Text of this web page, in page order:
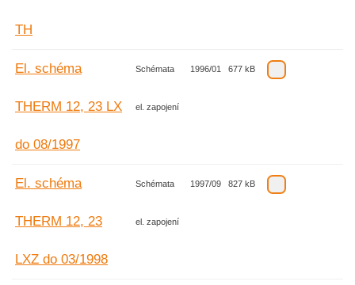
TH
El. schéma
THERM 12, 23 LX
do 08/1997
Schémata
el. zapojení
1996/01 677 kB
El. schéma
THERM 12, 23
LXZ do 03/1998
Schémata
el. zapojení
1997/09 827 kB